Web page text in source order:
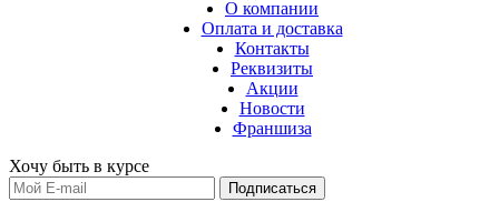
О компании
Оплата и доставка
Контакты
Реквизиты
Акции
Новости
Франшиза
Хочу быть в курсе
Подписаться